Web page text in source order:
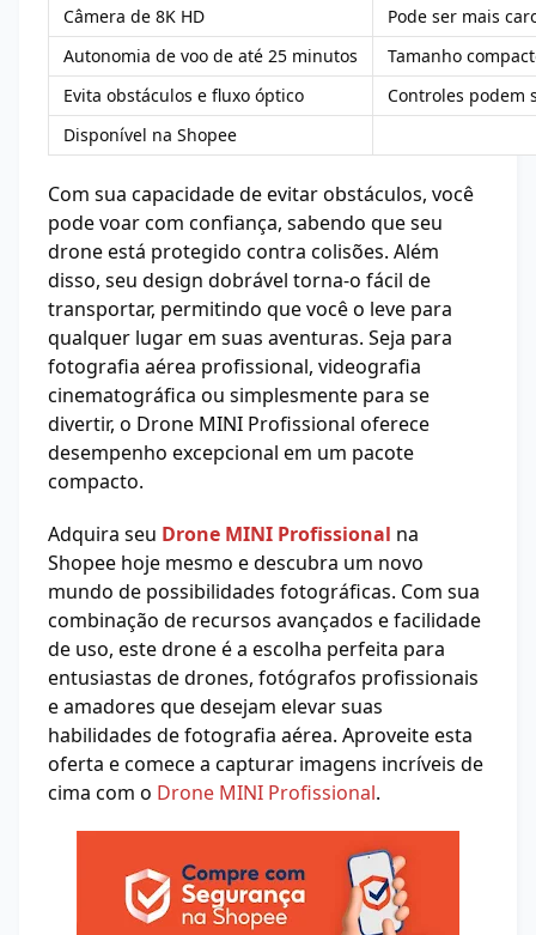
Câmera de 8K HD
Pode ser mais
Autonomia de voo de até 25 minutos
Tamanho
Evita obstáculos e fluxo óptico
Controles podem
Disponível na Shopee
Com sua capacidade de evitar obstáculos, você
pode voar com confiança, sabendo que seu
drone está protegido contra colisões. Além
disso, seu design dobrável torna-o fácil de
transportar, permitindo que você o leve para
qualquer lugar em suas aventuras. Seja para
fotografia aérea profissional, videografia
cinematográfica ou simplesmente para se
divertir, o Drone MINI Profissional oferece
desempenho excepcional em um pacote
compacto.
Adquira seu Drone MINI Profissional na
Shopee hoje mesmo e descubra um novo
mundo de possibilidades fotográficas. Com sua
combinação de recursos avançados e facilidade
de uso, este drone é a escolha perfeita para
entusiastas de drones, fotógrafos profissionais
e amadores que desejam elevar suas
habilidades de fotografia aérea. Aproveite esta
oferta e comece a capturar imagens incríveis de
cima com o Drone MINI Profissional.